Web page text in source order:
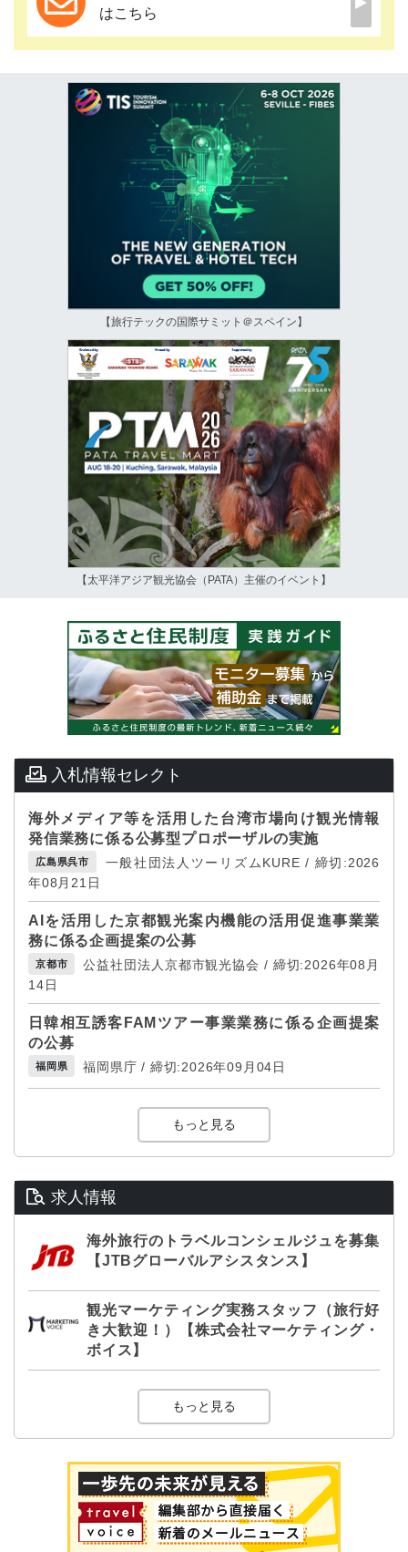
はこちら
【旅行テックの国際サミット＠スペイン】
【太平洋アジア観光協会（PATA）主催のイベント】
入札情報セレクト
海外メディア等を活用した台湾市場向け観光情報
発信業務に係る公募型プロポーザルの実施
広島県呉市
一般社団法人ツーリズムKURE / 締切:2026
年08月21日
AIを活用した京都観光案内機能の活用促進事業業
務に係る企画提案の公募
京都市
公益社団法人京都市観光協会 / 締切:2026年08月
14日
日韓相互誘客FAMツアー事業業務に係る企画提案
の公募
福岡県 福岡県庁 / 締切:2026年09月04日
もっと見る
求人情報
海外旅行のトラベルコンシェルジュを募集
【JTBグローバルアシスタンス】
観光マーケティング実務スタッフ（旅行好
き大歓迎！）【株式会社マーケティング・
ボイス】
もっと見る